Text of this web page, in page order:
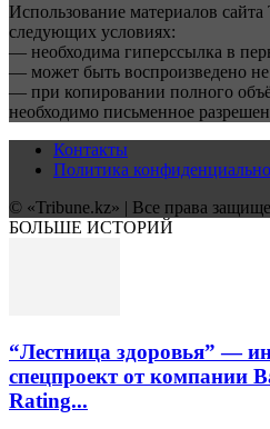
Использование материалов
следующих условиях:
— необходима гиперссылка в
— может быть воспроизведено не
— при копировании полного
необходимо письменное
Контакты
Политика
© «Tribune.kz» | Все права
БОЛЬШЕ ИСТОРИЙ
“Лестница здоровья” —
спецпроект от компании
Rating...